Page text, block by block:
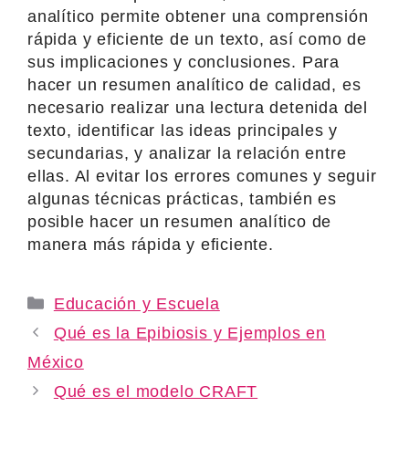
analítico permite obtener una comprensión
rápida y eficiente de un texto, así como de
sus implicaciones y conclusiones. Para
hacer un resumen analítico de calidad, es
necesario realizar una lectura detenida del
texto, identificar las ideas principales y
secundarias, y analizar la relación entre
ellas. Al evitar los errores comunes y seguir
algunas técnicas prácticas, también es
posible hacer un resumen analítico de
manera más rápida y eficiente.
Categories
Educación y Escuela
Qué es la Epibiosis y Ejemplos en
México
Qué es el modelo CRAFT